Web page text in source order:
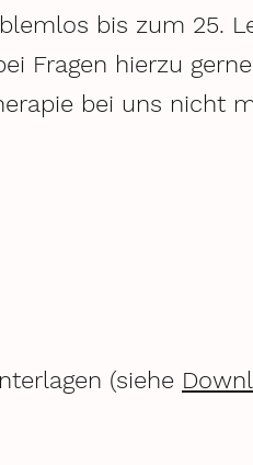
bis zum 25.
Fragen hierzu
bei uns nicht
(siehe